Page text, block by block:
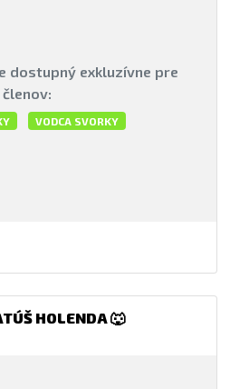
dostupný exkluzívne pre
členov:
VODCA SVORKY
HOLENDA 🐺